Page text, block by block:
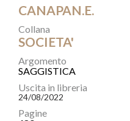
CANAPAN.E.
Collana
SOCIETA'
Argomento
SAGGISTICA
Uscita in libreria
24/08/2022
Pagine